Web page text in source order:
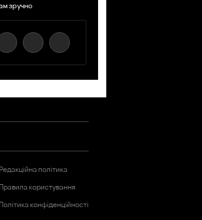
зручно
Редакційна політика
Правила користування
Політика конфіденційності